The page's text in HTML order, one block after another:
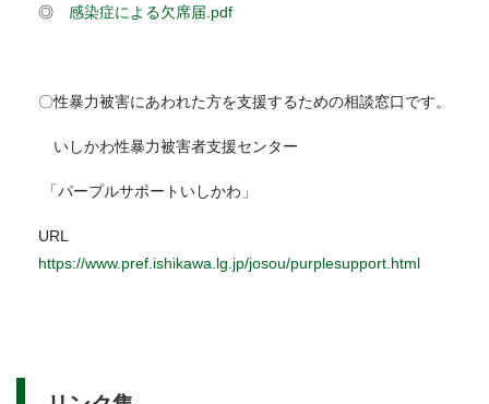
◎ 感染症による欠席届.pdf
〇性暴力被害にあわれた方を支援するための相談窓口です。
いしかわ性暴力被害者支援センター
「パープルサポートいしかわ」
URL
https://www.pref.ishikawa.lg.jp/josou/purplesupport.html